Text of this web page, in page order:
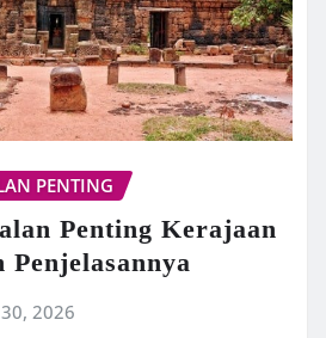
PENTING
Penting Kerajaan
30, 2026